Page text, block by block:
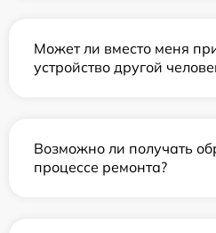
Может ли вместо меня
устройство другой
Возможно ли получать
процессе ремонта?